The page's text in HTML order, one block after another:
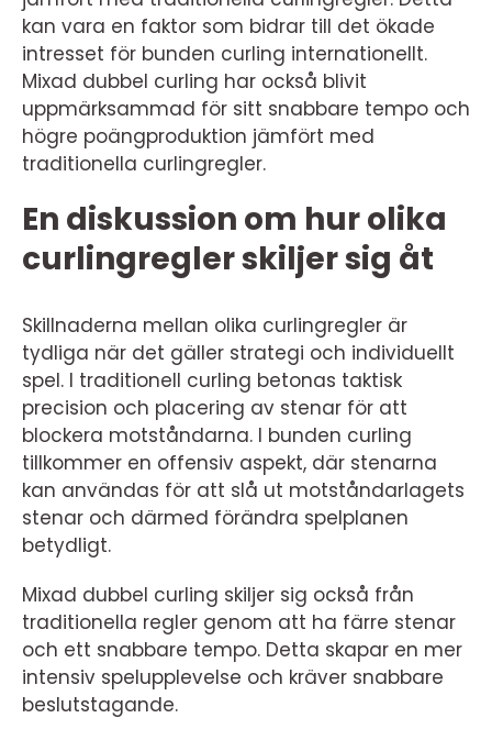
kan vara en faktor som bidrar till det ökade
intresset för bunden curling internationellt.
Mixad dubbel curling har också blivit
uppmärksammad för sitt snabbare tempo och
högre poängproduktion jämfört med
traditionella curlingregler.
En diskussion om hur olika
curlingregler skiljer sig åt
Skillnaderna mellan olika curlingregler är
tydliga när det gäller strategi och individuellt
spel. I traditionell curling betonas taktisk
precision och placering av stenar för att
blockera motståndarna. I bunden curling
tillkommer en offensiv aspekt, där stenarna
kan användas för att slå ut motståndarlagets
stenar och därmed förändra spelplanen
betydligt.
Mixad dubbel curling skiljer sig också från
traditionella regler genom att ha färre stenar
och ett snabbare tempo. Detta skapar en mer
intensiv spelupplevelse och kräver snabbare
beslutstagande.